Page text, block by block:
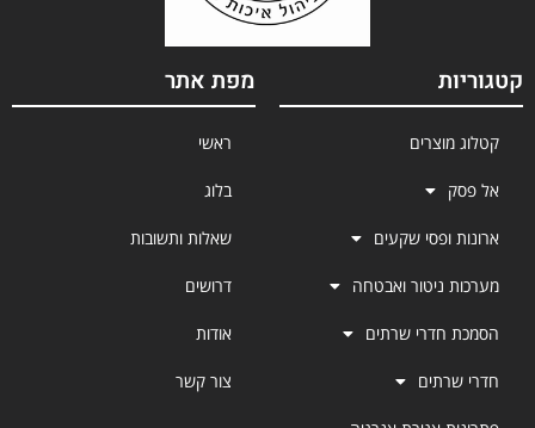
קטגוריות
קטלוג מוצרים
אל פסק
ארונות ופסי שקעים
מערכות ניטור ואבטחה
הסמכת חדרי שרתים
חדרי שרתים
מפת אתר
ראשי
בלוג
שאלות ותשובות
דרושים
אודות
צור קשר